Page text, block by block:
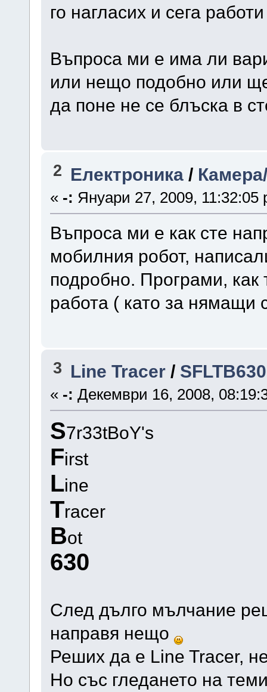
го нагласих и сега
Въпроса ми е има ли
или нещо подобно или
да поне не се блъска в
2 Електроника /
« -: Януари 27, 2009, 11:32:05
Въпроса ми е как сте
мобилния робот,
подробно. Програми, как
работа ( като за
3 Line Tracer / SFLTB630
« -: Декември 16, 2008,
S7r33tBoY's
First
Line
Tracer
Bot
630
След дълго мълчание
направя нещо
Реших да е Line Tracer,
Но със гледането на